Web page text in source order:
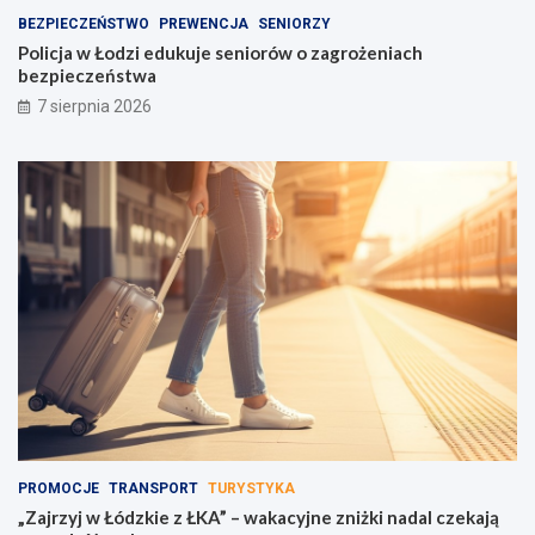
g
o
w
c
e
u
m
u
w
g
b
e
z
p
i
e
ń
s
t
a
BEZPIECZEŃSTWO PREWENCJA SENIORZY
Policja w Łodzi edukuje seniorów o zagrożeniach
bezpieczeństwa
7 sierpnia 2026
PROMOCJE TRANSPORT TURYSTYKA
„Zajrzyj w Łódzkie z ŁKA” – wakacyjne zniżki nadal czekają